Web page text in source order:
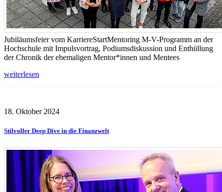
Jubiläumsfeier vom KarriereStartMentoring M-V-Programm an der
Hochschule mit Impulsvortrag, Podiumsdiskussion und Enthüllung
der Chronik der ehemaligen Mentor*innen und Mentees
weiterlesen
18. Oktober 2024
Stilvoller Deep Dive in die Finanzwelt